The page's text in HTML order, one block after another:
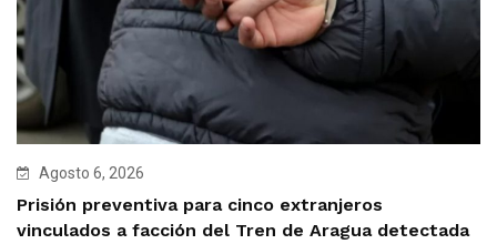
Agosto 6, 2026
Prisión preventiva para cinco extranjeros
vinculados a facción del Tren de Aragua detectada